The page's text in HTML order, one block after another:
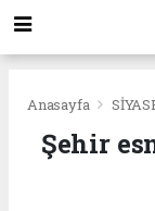
Anasayfa
Şehir